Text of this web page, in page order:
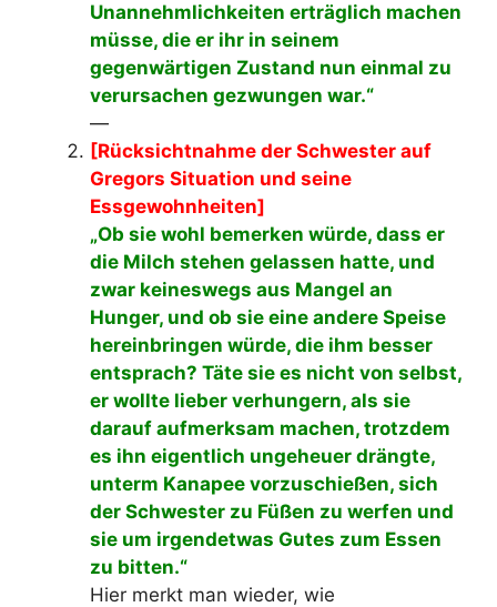
Unannehmlichkeiten erträglich machen
müsse, die er ihr in seinem
gegenwärtigen Zustand nun einmal zu
verursachen gezwungen war.“
—
[Rücksichtnahme der Schwester auf
Gregors Situation und seine
Essgewohnheiten]
„Ob sie wohl bemerken würde, dass er
die Milch stehen gelassen hatte, und
zwar keineswegs aus Mangel an
Hunger, und ob sie eine andere Speise
hereinbringen würde, die ihm besser
entsprach? Täte sie es nicht von selbst,
er wollte lieber verhungern, als sie
darauf aufmerksam machen, trotzdem
es ihn eigentlich ungeheuer drängte,
unterm Kanapee vorzuschießen, sich
der Schwester zu Füßen zu werfen und
sie um irgendetwas Gutes zum Essen
zu bitten.“
Hier merkt man wieder, wie